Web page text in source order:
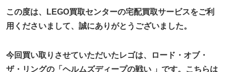
この度は、LEGO買取センターの宅配買取サービスをご利
用くださいまして、誠にありがとうございました。
今回買い取りさせていただいたレゴは、ロード・オブ・
ザ・リングの「ヘルムズディープの戦い 」です。こちらは